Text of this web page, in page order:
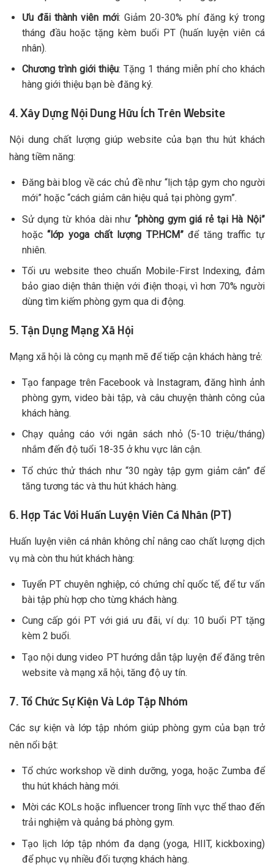
Ưu đãi thành viên mới: Giảm 20-30% phí đăng ký trong
tháng đầu hoặc tặng kèm buổi PT (huấn luyện viên cá
nhân).
Chương trình giới thiệu: Tặng 1 tháng miễn phí cho khách
hàng giới thiệu bạn bè đăng ký.
4. Xây Dựng Nội Dung Hữu Ích Trên Website
Nội dung chất lượng giúp website của bạn thu hút khách
hàng tiềm năng:
Đăng bài blog về các chủ đề như “lịch tập gym cho người
mới” hoặc “cách giảm cân hiệu quả tại phòng gym”.
Sử dụng từ khóa dài như “phòng gym giá rẻ tại Hà Nội”
hoặc“lớp yoga chất lượng TP.HCM”để tăng traffic tự
nhiên.
Tối ưu website theo chuẩn Mobile-First Indexing, đảm
bảo giao diện thân thiện với điện thoại, vì hơn 70% người
dùng tìm kiếm phòng gym qua di động.
5. Tận Dụng Mạng Xã Hội
Mạng xã hội là công cụ mạnh mẽ để tiếp cận khách hàng trẻ:
Tạo fanpage trên Facebook và Instagram, đăng hình ảnh
phòng gym, video bài tập, và câu chuyện thành công của
khách hàng.
Chạy quảng cáo với ngân sách nhỏ (5-10 triệu/tháng)
nhắm đến độ tuổi 18-35 ở khu vực lân cận.
Tổ chức thử thách như “30 ngày tập gym giảm cân” để
tăng tương tác và thu hút khách hàng.
6. Hợp Tác Với Huấn Luyện Viên Cá Nhân (PT)
Huấn luyện viên cá nhân không chỉ nâng cao chất lượng dịch
vụ mà còn thu hút khách hàng:
Tuyển PT chuyên nghiệp, có chứng chỉ quốc tế, để tư vấn
bài tập phù hợp cho từng khách hàng.
Cung cấp gói PT với giá ưu đãi, ví dụ: 10 buổi PT tặng
kèm 2 buổi.
Tạo nội dung video PT hướng dẫn tập luyện để đăng trên
website và mạng xã hội, tăng độ uy tín.
7. Tổ Chức Sự Kiện Và Lớp Tập Nhóm
Các sự kiện và lớp tập nhóm giúp phòng gym của bạn trở
nên nổi bật:
Tổ chức workshop về dinh dưỡng, yoga, hoặc Zumba để
thu hút khách hàng mới.
Mời các KOLs hoặc influencer trong lĩnh vực thể thao đến
trải nghiệm và quảng bá phòng gym.
Tạo lịch lớp tập nhóm đa dạng (yoga, HIIT, kickboxing)
để phục vụ nhiều đối tượng khách hàng.